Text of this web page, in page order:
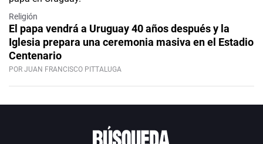
Religión
El papa vendrá a Uruguay 40 años después y la
Iglesia prepara una ceremonia masiva en el Estadio
Centenario
POR JUAN FRANCISCO PITTALUGA